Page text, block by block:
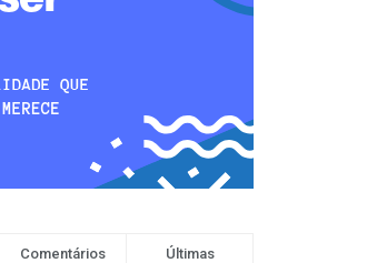
Comentários Últimas